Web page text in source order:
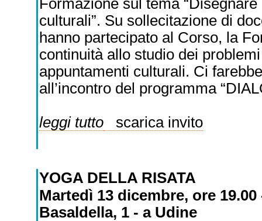
Formazione sul tema
culturali”. Su sollecitazione di
hanno partecipato al Corso, la
continuità allo studio dei
appuntamenti culturali. Ci
all’incontro del programma
leggi tuttoscarica invito
YOGA DELLA RISATA
Martedì 13 dicembre, ore
Basaldella, 1 - a Udine